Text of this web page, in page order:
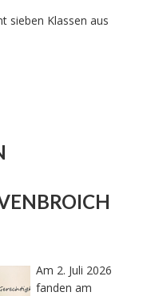
sieben Klassen aus
Am 2. Juli 2026
fanden am